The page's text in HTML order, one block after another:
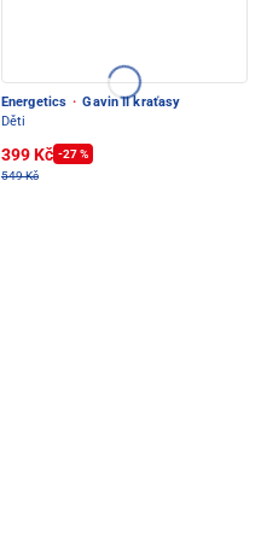
Energetics · Gavin II kraťasy
Děti
399 Kč -27 %
549 Kč